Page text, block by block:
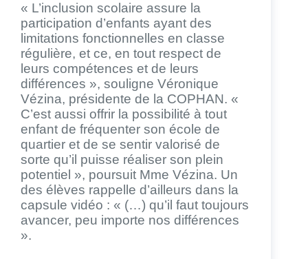
« L’inclusion scolaire assure la
participation d’enfants ayant des
limitations fonctionnelles en classe
régulière, et ce, en tout respect de
leurs compétences et de leurs
différences », souligne Véronique
Vézina, présidente de la COPHAN. «
C’est aussi offrir la possibilité à tout
enfant de fréquenter son école de
quartier et de se sentir valorisé de
sorte qu’il puisse réaliser son plein
potentiel », poursuit Mme Vézina. Un
des élèves rappelle d’ailleurs dans la
capsule vidéo : « (…) qu’il faut toujours
avancer, peu importe nos différences
».